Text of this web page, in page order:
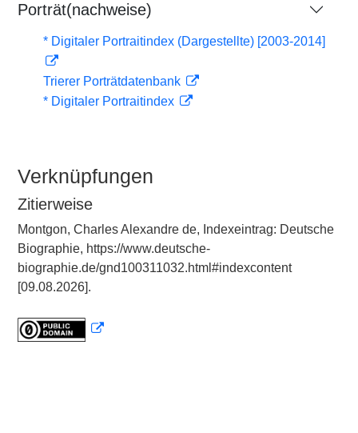
Porträt(nachweise)
* Digitaler Portraitindex (Dargestellte) [2003-2014]
Trierer Porträtdatenbank
* Digitaler Portraitindex
Verknüpfungen
Zitierweise
Montgon, Charles Alexandre de, Indexeintrag: Deutsche
Biographie, https://www.deutsche-
biographie.de/gnd100311032.html#indexcontent
[09.08.2026].